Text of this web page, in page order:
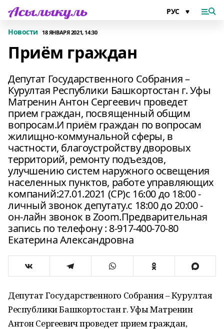
Новости 18 ЯНВАРЯ 2021, 14:30
Приём граждан
Депутат Государственного Собрания –
Курултая Республики Башкортостан г. Уфы
Матренин Антон Сергеевич проведет
прием граждан, посвященный общим
вопросам.И приём граждан по вопросам
жилищно-коммунальной сферы, в
частности, благоустройству дворовых
территорий, ремонту подъездов,
улучшению систем наружного освещения
населенных пунктов, работе управляющих
компаний:27.01.2021 (СР)с 16:00 до 18:00 -
личный звонок депутату.с 18:00 до 20:00 -
он-лайн звонок в Zoom.Предварительная
запись по телефону : 8-917-400-70-80
Екатерина Александровна
Депутат Государственного Собрания – Курултая
Республики Башкортостан г. Уфы Матренин
Антон Сергеевич проведет прием граждан,